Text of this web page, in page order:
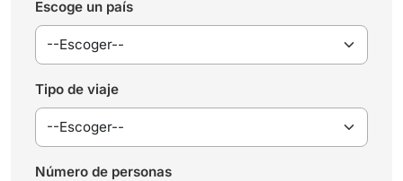
Escoge un país
Tipo de viaje
Número de personas